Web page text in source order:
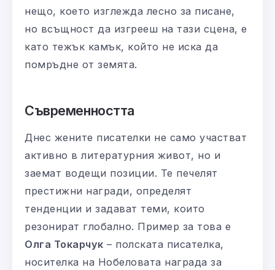
нещо, което изглежда лесно за писане,
но всъщност да изгрееш на тази сцена, е
като тежък камък, който не иска да
помръдне от земята.
Съвременността
Днес жените писателки не само участват
активно в литературния живот, но и
заемат водещи позиции. Те печелят
престижни награди, определят
тенденции и задават теми, които
резонират глобално. Пример за това е
Олга Токарчук – полската писателка,
носителка на Нобеловата награда за